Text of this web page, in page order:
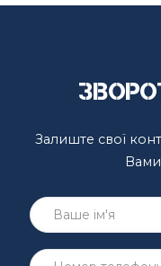
Залиште свої
Вами